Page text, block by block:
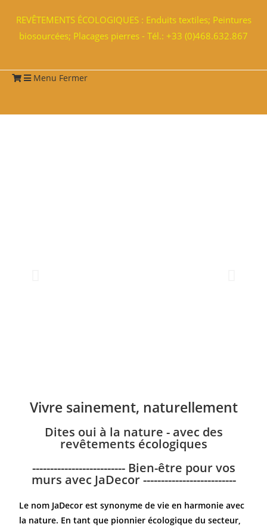
REVÊTEMENTS ÉCOLOGIQUES : Enduits textiles; Peintures
biosourcées; Placages pierres - Tél.: +33 (0)468.632.867
Menu Fermer
Vivre sainement, naturellement
Dites oui à la nature - avec des
revêtements écologiques
-------------------------- Bien-être pour vos
murs avec JaDecor --------------------------
Le nom JaDecor est synonyme de vie en harmonie avec
la nature. En tant que pionnier écologique du secteur,